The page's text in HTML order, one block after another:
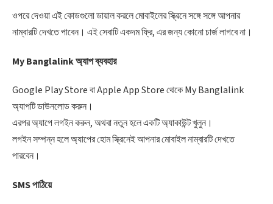
ওপরে দেওয়া এই কোডগুলো ডায়াল করলে মোবাইলের স্ক্রিনে সঙ্গে সঙ্গে আপনার
নাম্বারটি দেখতে পাবেন। এই সেবাটি একদম ফ্রি, এর জন্য কোনো চার্জ লাগবে না।
My Banglalink অ্যাপ ব্যবহার
Google Play Store বা Apple App Store থেকে My Banglalink
অ্যাপটি ডাউনলোড করুন।
এরপর অ্যাপে লগইন করুন, অথবা নতুন হলে একটি অ্যাকাউন্ট খুলুন।
লগইন সম্পন্ন হলে অ্যাপের হোম স্ক্রিনেই আপনার মোবাইল নাম্বারটি দেখতে
পারবেন।
SMS পাঠিয়ে